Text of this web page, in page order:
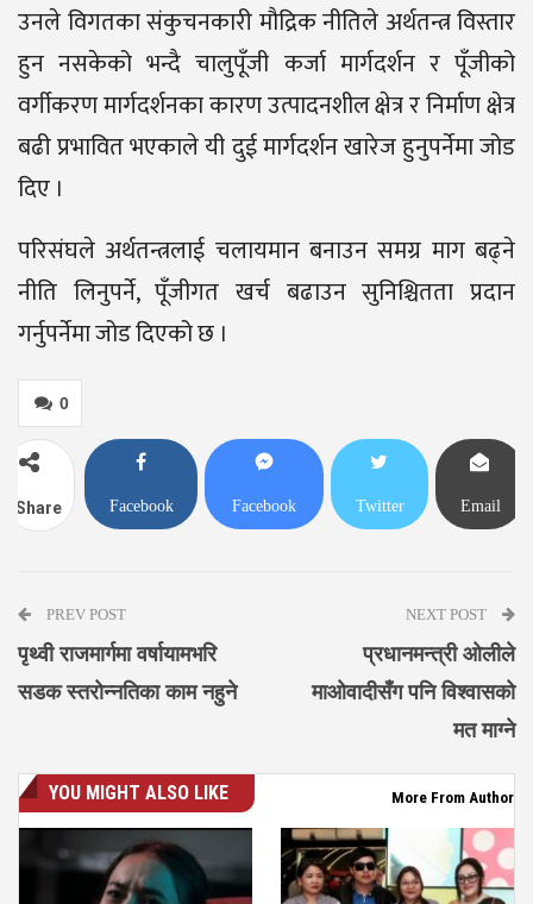
उनले विगतका संकुचनकारी मौद्रिक नीतिले अर्थतन्त्र विस्तार
हुन नसकेको भन्दै चालुपूँजी कर्जा मार्गदर्शन र पूँजीको
वर्गीकरण मार्गदर्शनका कारण उत्पादनशील क्षेत्र र निर्माण क्षेत्र
बढी प्रभावित भएकाले यी दुई मार्गदर्शन खारेज हुनुपर्नेमा जोड
दिए ।
परिसंघले अर्थतन्त्रलाई चलायमान बनाउन समग्र माग बढ्ने
नीति लिनुपर्ने, पूँजीगत खर्च बढाउन सुनिश्चितता प्रदान
गर्नुपर्नेमा जोड दिएको छ ।
0
Share Facebook Facebook Twitter Email
PREV POST
पृथ्वी राजमार्गमा वर्षायामभरि
सडक स्तरोन्नतिका काम नहुने
NEXT POST
प्रधानमन्त्री ओलीले
माओवादीसँग पनि विश्वासको
मत माग्ने
YOU MIGHT ALSO LIKE More From Author